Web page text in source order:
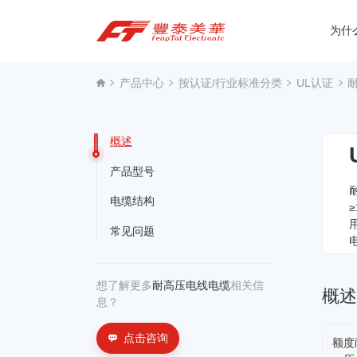
为什
联系我们
产品中心 按认证/行业标准分类 UL认证
概述
产品型号
电缆结构
常见问题
想了解更多耐高压电线电缆相关信
息？
点击咨询
概述
额度